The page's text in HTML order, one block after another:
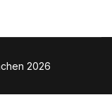
2026